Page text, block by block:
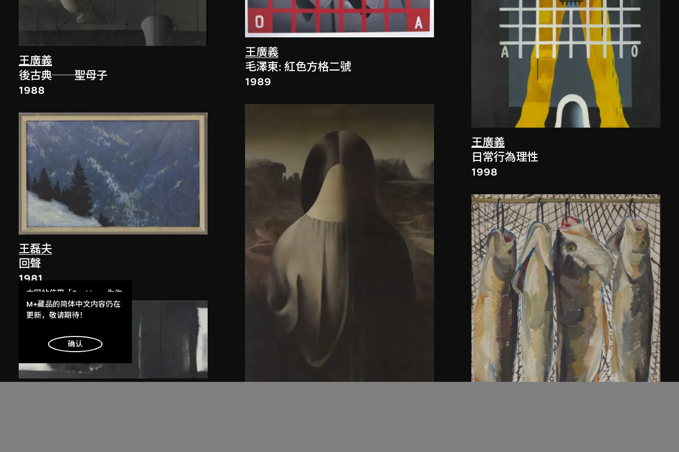
王廣義
後古典──聖母子
1988
王磊夫
回聲
1981
王廣義
毛澤東: 紅色方格二號
1989
王廣義
日常行為理性
1998
本网站使用「Cookies」为你
提供最好的网站体验。
了解更多
明白
M+藏品的简体中文内容仍在
更新，敬请期待！
确认